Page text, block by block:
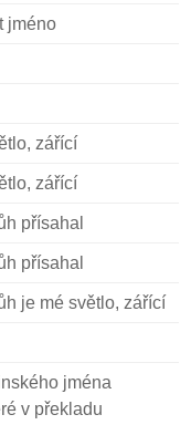
jméno
zářící
zářící
přísahal
přísahal
je mé světlo, zářící
jména
v překladu